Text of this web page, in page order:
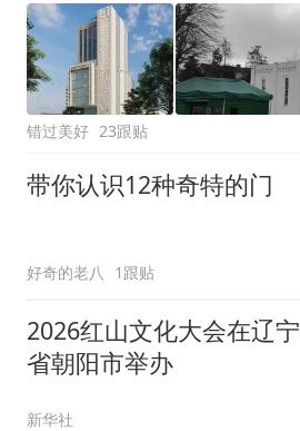
错过美好 23跟贴
带你认识12种奇特的门
好奇的老八 1跟贴
2026红山文化大会在辽宁
省朝阳市举办
新华社